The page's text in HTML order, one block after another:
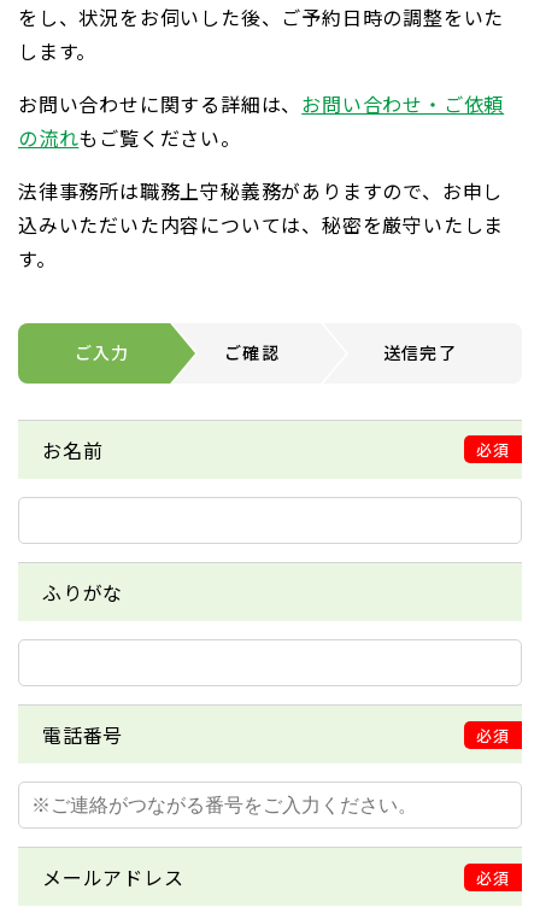
をし、状況をお伺いした後、ご予約日時の調整をいた
します。
お問い合わせに関する詳細は、 お問い合わせ・ご依頼
の流れもご覧ください。
法律事務所は職務上守秘義務がありますので、お申し
込みいただいた内容については、秘密を厳守いたしま
す。
ご入力 ご確認 送信完了
お名前 必須
ふりがな
電話番号 必須
メールアドレス 必須